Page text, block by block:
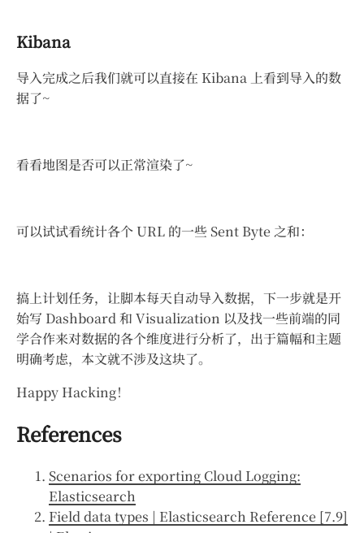
Kibana
导入完成之后我们就可以直接在 Kibana 上看到导入的数
据了~
看看地图是否可以正常渲染了~
可以试试看统计各个 URL 的一些 Sent Byte 之和：
搞上计划任务，让脚本每天自动导入数据，下一步就是开
始写 Dashboard 和 Visualization 以及找一些前端的同
学合作来对数据的各个维度进行分析了，出于篇幅和主题
明确考虑，本文就不涉及这块了。
Happy Hacking！
References
Scenarios for exporting Cloud Logging:
Elasticsearch
Field data types | Elasticsearch Reference [7.9]